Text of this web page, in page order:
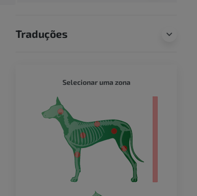
Traduções
Selecionar uma zona